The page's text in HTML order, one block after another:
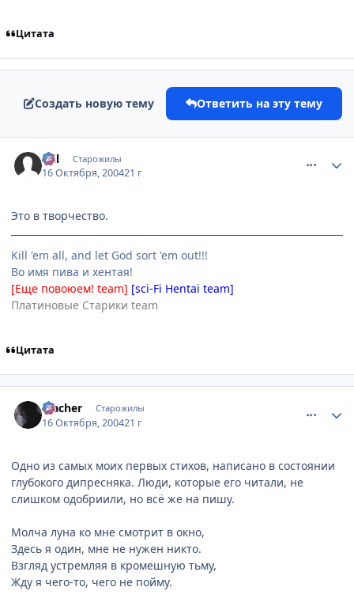
Цитата
Создать новую тему Ответить на эту тему
Stil Старожилы
16 Октября, 200421 г
Это в творчество.
Kill 'em all, and let God sort 'em out!!!
Во имя пива и хентая!
[Еще повоюем! team] [sci-Fi Hentai team]
Платиновые Старики team
Цитата
Placher Старожилы
16 Октября, 200421 г
Одно из самых моих первых стихов, написано в состоянии
глубокого дипресняка. Люди, которые его читали, не
слишком одобриили, но всё же на пишу.
Молча луна ко мне смотрит в окно,
Здесь я один, мне не нужен никто.
Взгляд устремляя в кромешную тьму,
Жду я чего-то, чего не пойму.